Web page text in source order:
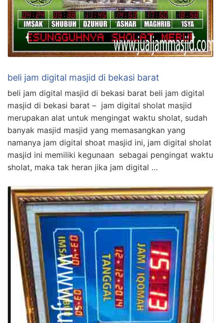
beli jam digital masjid di bekasi barat
beli jam digital masjid di bekasi barat beli jam digital
masjid di bekasi barat – jam digital sholat masjid
merupakan alat untuk mengingat waktu sholat, sudah
banyak masjid masjid yang memasangkan yang
namanya jam digital shoat masjid ini, jam digital sholat
masjid ini memiliki kegunaan sebagai pengingat waktu
sholat, maka tak heran jika jam digital …